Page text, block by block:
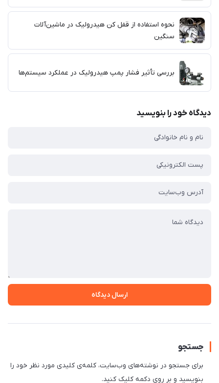
نحوه استفاده از قفل کن هیدرولیک در ماشین‌آلات
سنگین
بررسی تأثیر فشار پمپ هیدرولیک در عملکرد سیستم‌ها
دیدگاه خود را بنویسید
ارسال دیدگاه
جستجو
برای جستجو در نوشته‌های وب‌سایت، کلمه‌ی کلیدی مورد نظر خود را
بنویسید و بر روی دکمه کلیک کنید.